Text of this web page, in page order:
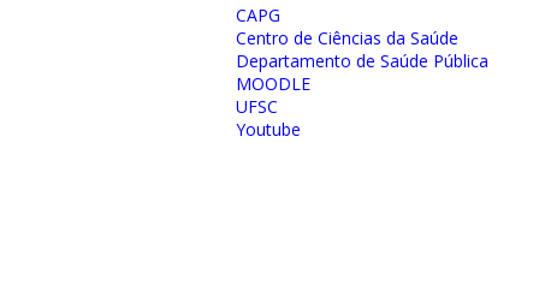
CAPG
Centro de Ciências da Saúde
Departamento de Saúde Pública
MOODLE
UFSC
Youtube